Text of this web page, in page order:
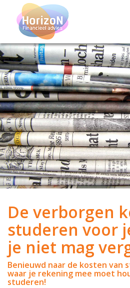
De verborgen
studeren voor
je niet mag
Benieuwd naar de kosten van
waar je rekening mee moet
studeren!